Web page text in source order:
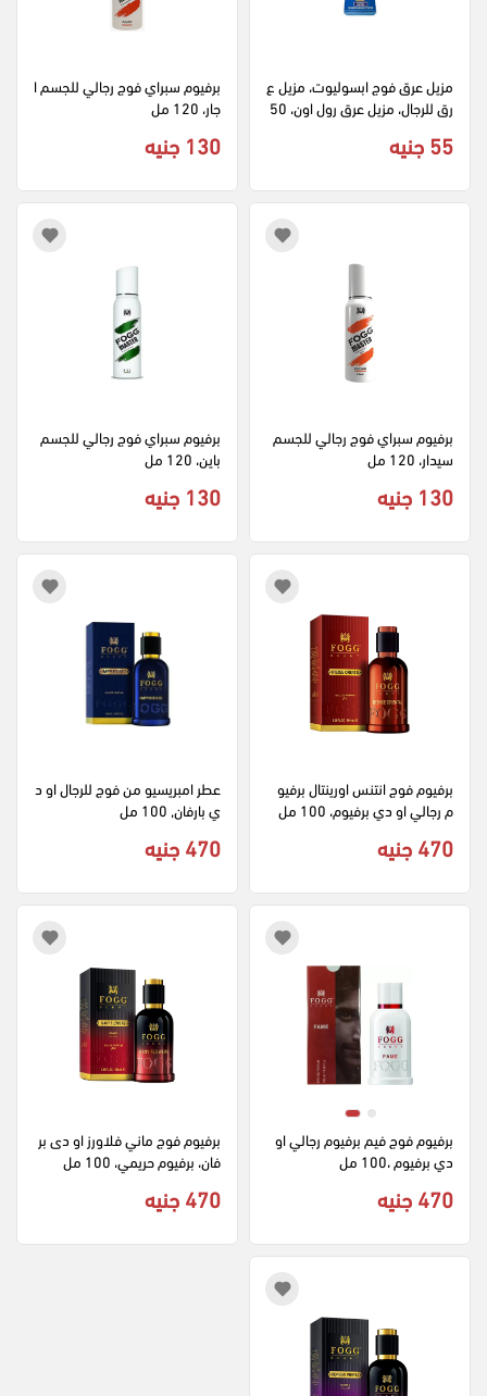
مزيل عرق فوج ابسوليوت، مزيل ع
55 جنيه
برفيوم سبراي فوج رجالي للجسم ا
جار، 120 مل
130 جنيه
سيدار، 120 مل
130 جنيه
باين، 120 مل
130 جنيه
برفيوم فوج انتنس اورينتال برفيو
م رجالي او دي برفيوم، 100 مل
470 جنيه
عطر امبريسيو من فوج للرجال او د
ي بارفان, 100 مل
470 جنيه
دي برفيوم ،100 مل
470 جنيه
برفيوم فوج ماني فلاورز او دى بر
فان، برفيوم حريمي، 100 مل
470 جنيه